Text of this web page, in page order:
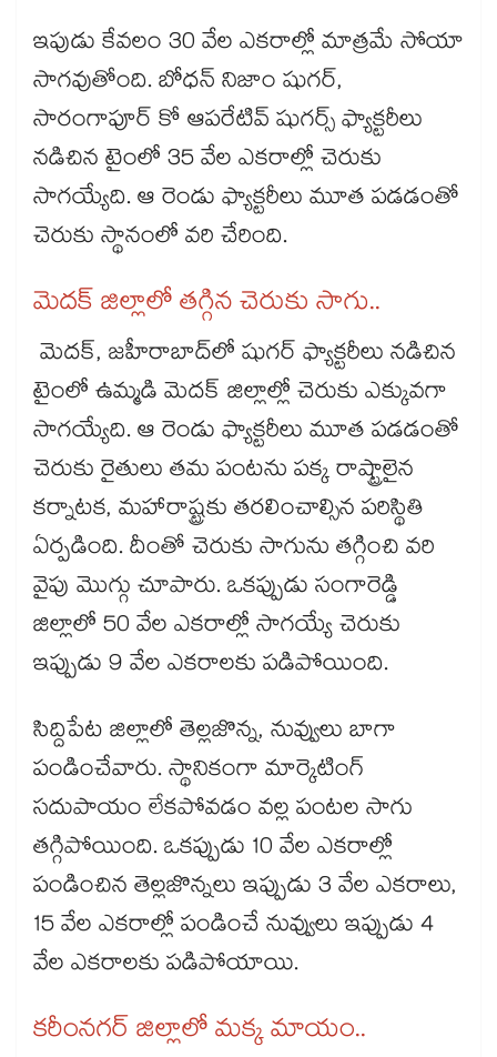
ఇపుడు కేవలం 30 వేల ఎకరాల్లో మాత్రమే సోయా
సాగవుతోంది. బోధన్‌‌ నిజాం షుగర్‌‌,
సారంగాపూర్ కో ఆపరేటివ్‌‌ షుగర్స్ ఫ్యాక్టరీలు
నడిచిన టైంలో 35 వేల ఎకరాల్లో చెరుకు
సాగయ్యేది. ఆ రెండు ఫ్యాక్టరీలు మూత పడడంతో
చెరుకు స్థానంలో వరి చేరింది.
మెదక్​ జిల్లాలో తగ్గిన చెరుకు సాగు..
మెదక్‌‌, జహీరాబాద్‌‌లో షుగర్‌‌ ఫ్యాక్టరీలు నడిచిన
టైంలో ఉమ్మడి మెదక్‌‌ జిల్లాల్లో చెరుకు ఎక్కువగా
సాగయ్యేది. ఆ రెండు ఫ్యాక్టరీలు మూత పడడంతో
చెరుకు రైతులు తమ పంటను పక్క రాష్ట్రాలైన
కర్నాటక, మహారాష్ట్రకు తరలించాల్సిన పరిస్థితి
ఏర్పడింది. దీంతో చెరుకు సాగును తగ్గించి వరి
వైపు మొగ్గు చూపారు. ఒకప్పుడు సంగారెడ్డి
జిల్లాలో 50 వేల ఎకరాల్లో సాగయ్యే చెరుకు
ఇప్పుడు 9 వేల ఎకరాలకు పడిపోయింది.
సిద్దిపేట జిల్లాలో తెల్లజొన్న, నువ్వులు బాగా
పండించేవారు. స్థానికంగా మార్కెటింగ్‌‌
సదుపాయం లేకపోవడం వల్ల పంటల సాగు
తగ్గిపోయింది. ఒకప్పుడు 10 వేల ఎకరాల్లో
పండించిన తెల్లజొన్నలు ఇప్పుడు 3 వేల ఎకరాలు,
15 వేల ఎకరాల్లో పండించే నువ్వులు ఇప్పుడు 4
వేల ఎకరాలకు పడిపోయాయి.
కరీంనగర్​ జిల్లాలో మక్క మాయం..